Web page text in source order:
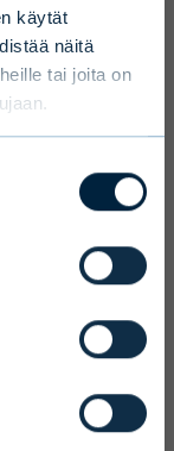
käytät
näitä
tai joita on
the
EEA or
be